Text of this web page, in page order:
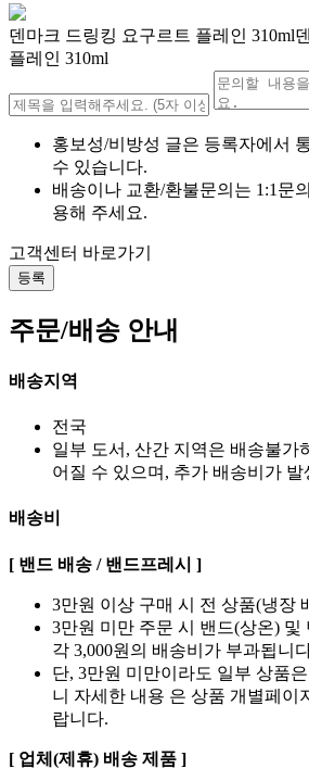
덴마크 드링킹 요구르트 플레인 310ml
플레인 310ml
홍보성/비방성 글은 등록자에서
수 있습니다.
배송이나 교환/환불문의는 1:1문
용해 주세요.
고객센터 바로가기
등록
주문/배송 안내
배송지역
전국
일부 도서, 산간 지역은 배송불가
어질 수 있으며, 추가 배송비가
배송비
[ 밴드 배송 / 밴드프레시 ]
3만원 이상 구매 시 전 상품(냉장
3만원 미만 주문 시 밴드(상온)
각 3,000원의 배송비가 부과됩니
단, 3만원 미만이라도 일부 상품
니 자세한 내용 은 상품 개별페이
랍니다.
[ 업체(제휴) 배송 제품 ]